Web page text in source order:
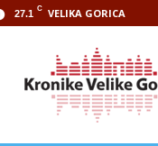
27.1 C VELIKA GORICA